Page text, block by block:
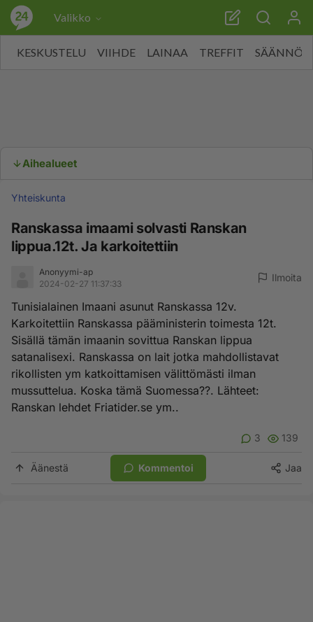
Valikko
KESKUSTELU VIIHDE LAINAA TREFFIT SÄÄNNÖT
Aihealueet
Yhteiskunta
Ranskassa imaami solvasti Ranskan
lippua.12t. Ja karkoitettiin
Anonyymi-ap
2024-02-27 11:37:33
Ilmoita
Tunisialainen Imaani asunut Ranskassa 12v.
Karkoitettiin Ranskassa pääministerin toimesta 12t.
Sisällä tämän imaanin sovittua Ranskan lippua
satanalisexi. Ranskassa on lait jotka mahdollistavat
rikollisten ym katkoittamisen välittömästi ilman
mussuttelua. Koska tämä Suomessa??. Lähteet:
Ranskan lehdet Friatider.se ym..
3 139
Äänestä Kommentoi Jaa